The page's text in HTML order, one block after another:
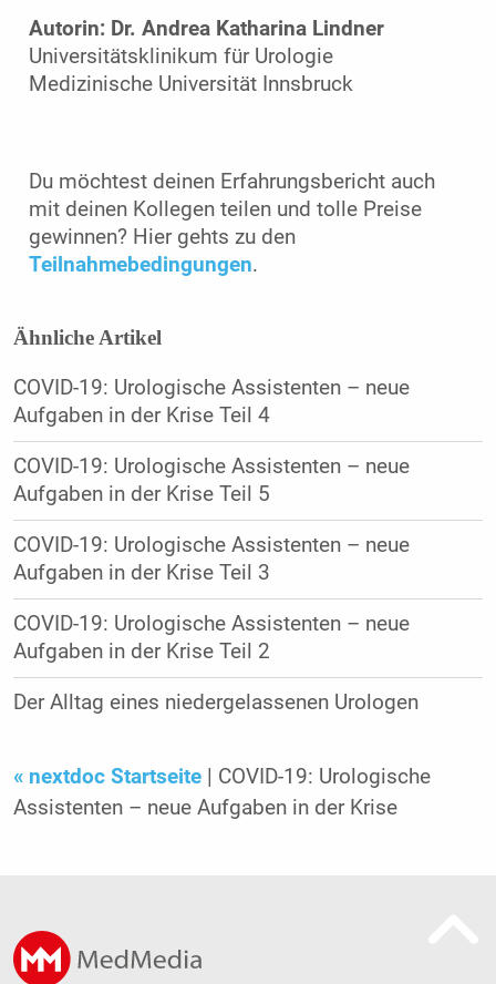
Autorin: Dr. Andrea Katharina Lindner
Universitätsklinikum für Urologie
Medizinische Universität Innsbruck
Du möchtest deinen Erfahrungsbericht auch
mit deinen Kollegen teilen und tolle Preise
gewinnen? Hier gehts zu den
Teilnahmebedingungen.
Ähnliche Artikel
COVID-19: Urologische Assistenten – neue
Aufgaben in der Krise Teil 4
COVID-19: Urologische Assistenten – neue
Aufgaben in der Krise Teil 5
COVID-19: Urologische Assistenten – neue
Aufgaben in der Krise Teil 3
COVID-19: Urologische Assistenten – neue
Aufgaben in der Krise Teil 2
Der Alltag eines niedergelassenen Urologen
« nextdoc Startseite
| COVID-19: Urologische
Assistenten – neue Aufgaben in der Krise